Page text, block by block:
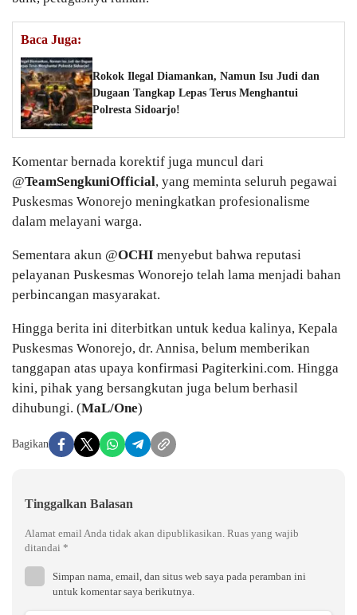
Baca Juga:
Rokok Ilegal Diamankan, Namun Isu Judi dan
Dugaan Tangkap Lepas Terus Menghantui
Polresta Sidoarjo!
Komentar bernada korektif juga muncul dari
@TeamSengkuniOfficial, yang meminta seluruh pegawai
Puskesmas Wonorejo meningkatkan profesionalisme
dalam melayani warga.
Sementara akun @OCHI menyebut bahwa reputasi
pelayanan Puskesmas Wonorejo telah lama menjadi bahan
perbincangan masyarakat.
Hingga berita ini diterbitkan untuk kedua kalinya, Kepala
Puskesmas Wonorejo, dr. Annisa, belum memberikan
tanggapan atas upaya konfirmasi Pagiterkini.com. Hingga
kini, pihak yang bersangkutan juga belum berhasil
dihubungi. (MaL/One)
Bagikan
Tinggalkan Balasan
Alamat email Anda tidak akan dipublikasikan. Ruas yang wajib
ditandai *
Simpan nama, email, dan situs web saya pada peramban ini
untuk komentar saya berikutnya.